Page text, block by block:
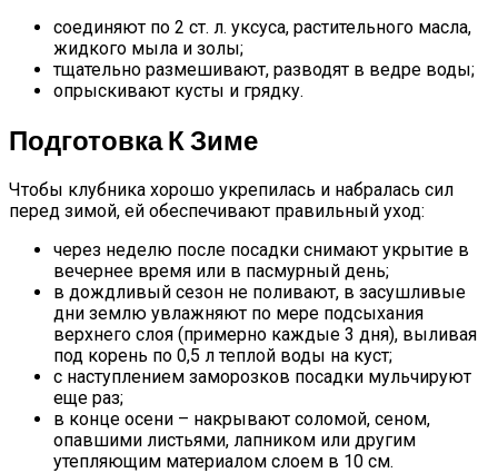
соединяют по 2 ст. л. уксуса, растительного масла,
жидкого мыла и золы;
тщательно размешивают, разводят в ведре воды;
опрыскивают кусты и грядку.
Подготовка К Зиме
Чтобы клубника хорошо укрепилась и набралась сил
перед зимой, ей обеспечивают правильный уход:
через неделю после посадки снимают укрытие в
вечернее время или в пасмурный день;
в дождливый сезон не поливают, в засушливые
дни землю увлажняют по мере подсыхания
верхнего слоя (примерно каждые 3 дня), выливая
под корень по 0,5 л теплой воды на куст;
с наступлением заморозков посадки мульчируют
еще раз;
в конце осени – накрывают соломой, сеном,
опавшими листьями, лапником или другим
утепляющим материалом слоем в 10 см.